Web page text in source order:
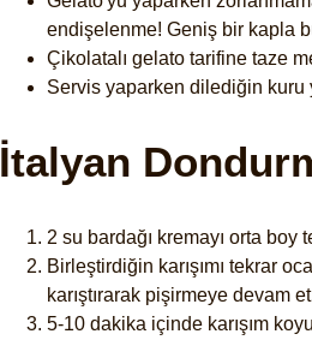
endişelenme! Geniş bir kapla
Çikolatalı gelato tarifine taze
Servis yaparken dilediğin kuru
İtalyan
2 su bardağı kremayı orta boy
Birleştirdiğin karışımı tekrar
karıştırarak pişirmeye devam
5-10 dakika içinde karışım